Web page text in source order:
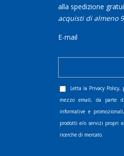
alla spedizione
acquisti di almeno
E-mail
Letta la Privacy Policy,
mezzo email, da parte
informative e
prodotti e/o servizi propri
ricerche di mercato.